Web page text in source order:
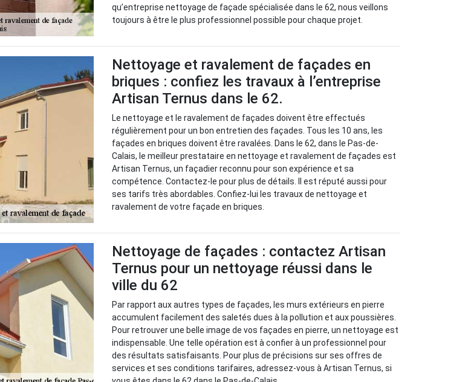
qu’entreprise nettoyage de façade spécialisée dans le 62, nous veillons
toujours à être le plus professionnel possible pour chaque projet.
Nettoyage et ravalement de façades en
briques : confiez les travaux à l’entreprise
Artisan Ternus dans le 62.
Le nettoyage et le ravalement de façades doivent être effectués
régulièrement pour un bon entretien des façades. Tous les 10 ans, les
façades en briques doivent être ravalées. Dans le 62, dans le Pas-de-
Calais, le meilleur prestataire en nettoyage et ravalement de façades est
Artisan Ternus, un façadier reconnu pour son expérience et sa
compétence. Contactez-le pour plus de détails. Il est réputé aussi pour
ses tarifs très abordables. Confiez-lui les travaux de nettoyage et
ravalement de votre façade en briques.
Nettoyage de façades : contactez Artisan
Ternus pour un nettoyage réussi dans le
ville du 62
Par rapport aux autres types de façades, les murs extérieurs en pierre
accumulent facilement des saletés dues à la pollution et aux poussières.
Pour retrouver une belle image de vos façades en pierre, un nettoyage est
indispensable. Une telle opération est à confier à un professionnel pour
des résultats satisfaisants. Pour plus de précisions sur ses offres de
services et ses conditions tarifaires, adressez-vous à Artisan Ternus, si